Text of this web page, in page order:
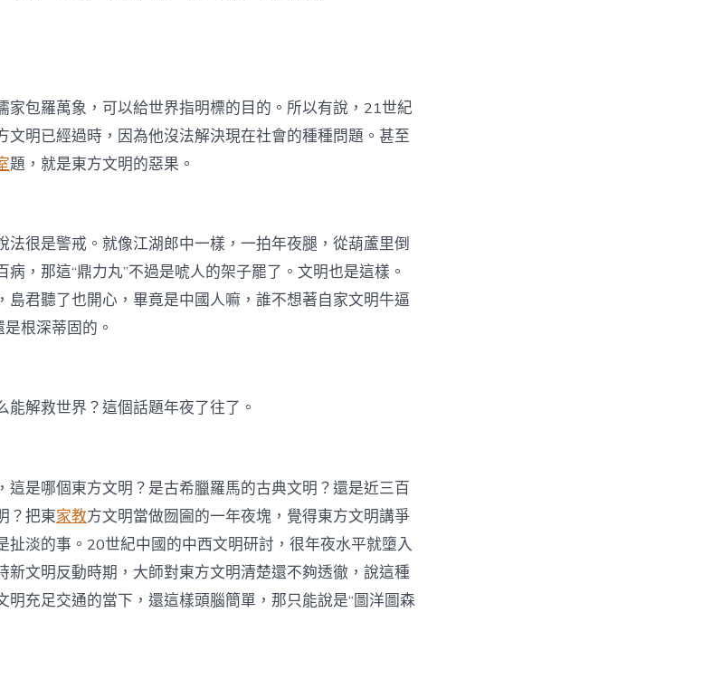
家包羅萬象，可以給世界指明標的目的。所以有說，21世紀
文明已經過時，因為他沒法解決現在社會的種種問題。甚至
題，就是東方文明的惡果。
法很是警戒。就像江湖郎中一樣，一拍年夜腿，從葫蘆里倒
，那這“鼎力丸”不過是唬人的架子罷了。文明也是這樣。
島君聽了也開心，畢竟是中國人嘛，誰不想著自家文明牛逼
根深蒂固的。
解救世界？這個話題年夜了往了。
這是哪個東方文明？是古希臘羅馬的古典文明？還是近三百
？把東家教方文明當做囫圇的一年夜塊，覺得東方文明講爭
扯淡的事。20世紀中國的中西文明研討，很年夜水平就墮入
新文明反動時期，大師對東方文明清楚還不夠透徹，說這種
明充足交通的當下，還這樣頭腦簡單，那只能說是“圖洋圖森